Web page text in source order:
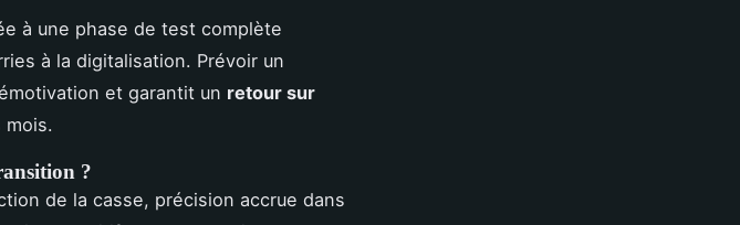
à une phase de test complète
à la digitalisation. Prévoir un
et garantit un retour sur
?
de la casse, précision accrue dans